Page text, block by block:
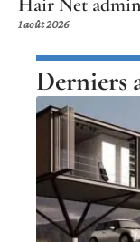
Hair Net
1 août 2026
Derniers